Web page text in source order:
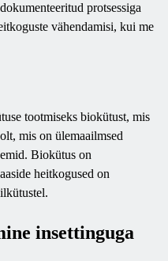
protsessiga
vähendamisi, kui me
tootmiseks biokütust, mis
mis on ülemaailmsed
Biokütus on
heitkogused on
insettinguga